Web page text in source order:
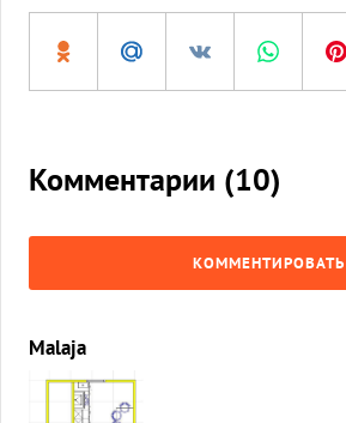
Комментарии (10)
КОММЕНТИРОВАТЬ
Malaja